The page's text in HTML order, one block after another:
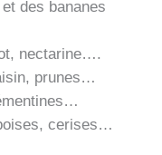
des bananes
nectarine….
prunes…
cerises…